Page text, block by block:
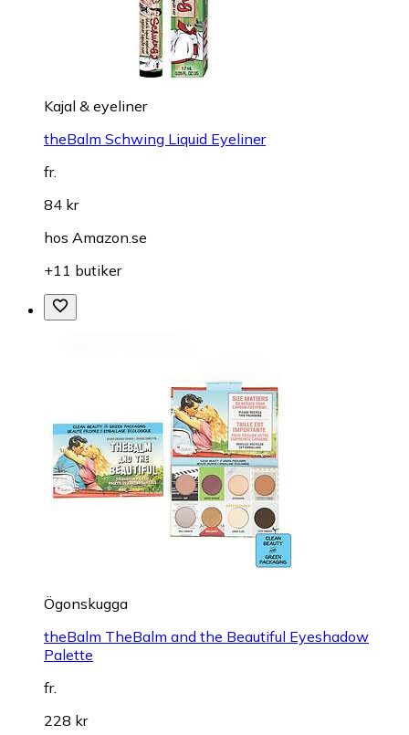
Kajal & eyeliner
theBalm Schwing Liquid Eyeliner
fr.
84 kr
hos Amazon.se
+11 butiker
Ögonskugga
theBalm TheBalm and the Beautiful Eyeshadow
Palette
fr.
228 kr